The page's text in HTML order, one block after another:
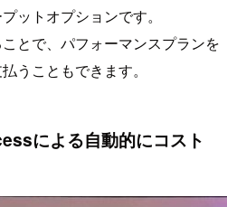
ットオプションです。
とで、パフォーマンスプランを
うこともできます。
による自動的にコスト